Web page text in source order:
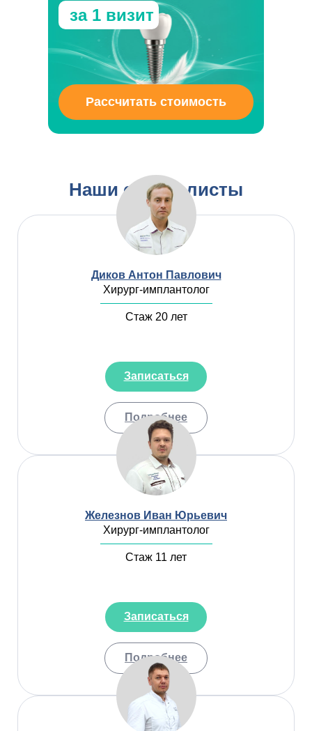
Рассчитать стоимость
за 1 визит
Наши специалисты
Диков Антон Павлович
Хирург-имплантолог
Стаж 20 лет
Подробнее
Записаться
Железнов Иван Юрьевич
Хирург-имплантолог
Стаж 11 лет
Подробнее
Записаться